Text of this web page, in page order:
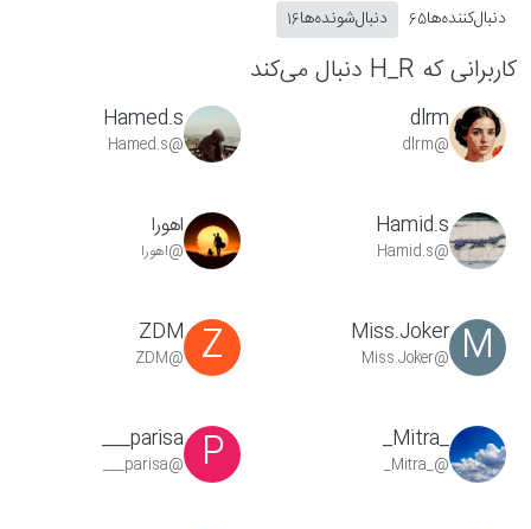
دنبال‌کننده‌ها65 دنبال‌شونده‌ها16
کاربرانی که H_R دنبال می‌کند
dlrm
@dlrm
Hamed.s
@Hamed.s
Hamid.s
@Hamid.s
اهورا
@اهورا
M
Miss.Joker
@Miss.Joker
Z
ZDM
@ZDM
_Mitra_
@_Mitra_
P
parisa___
@parisa___